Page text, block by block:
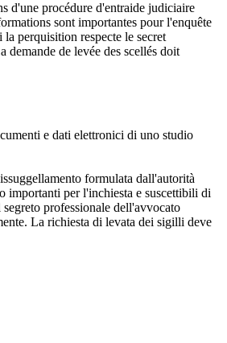
d'une procédure d'entraide judiciaire
sont importantes pour l'enquête
perquisition respecte le secret
de levée des scellés doit
e dati elettronici di uno studio
formulata dall'autorità
importanti per l'inchiesta e suscettibili di
professionale dell'avvocato
La richiesta di levata dei sigilli deve